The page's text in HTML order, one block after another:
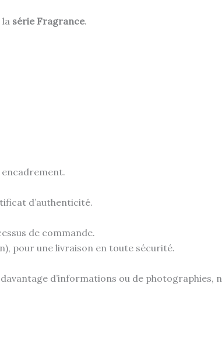
la série Fragrance.
d’authenticité.
de commande.
pour une livraison en toute sécurité.
d’informations ou de photographies,